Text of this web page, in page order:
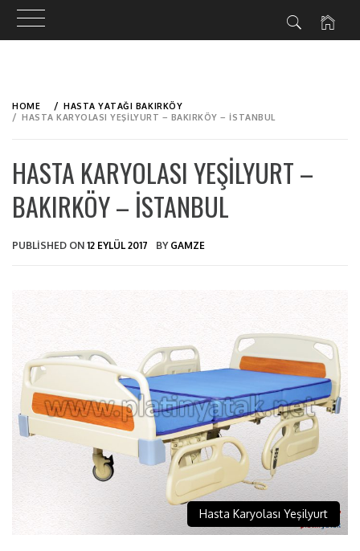
content
HOME
HASTA YATAĞI BAKIRKÖY
HASTA KARYOLASI YEŞILYURT – BAKIRKÖY – İSTANBUL
HASTA KARYOLASI YEŞILYURT –
BAKIRKÖY – İSTANBUL
PUBLISHED ON 12 EYLÜL 2017 BY GAMZE
Hasta Karyolası Yeşilyurt